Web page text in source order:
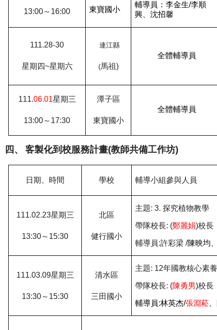
13:00～ 16:00 東寶國小
輔導員：李金生/李順
興、沈招馨
111.28-30
星期四~星期六
連江縣
(馬祖)
全體輔導員
111.06.01星期三
13:00～ 17:30
潭子區
東寶國小
全體輔導員
四、 客製化到校服務計畫(教師共備工作坊)
日期、時間 學校 輔導小組參與人員
111.02.23星期三
13:30～ 15:30
北區
健行國小
主題: 3. 探究植物教學
帶隊校長: (鄭麗娟)校長
輔導員:許彩梁 /陳映均
111.03.09星期三
13:30～ 15:30
清水區
三田國小
主題: 12年國教核心素
帶隊校長: (陳勇男)校長
輔導員:林英杰/張淵菘